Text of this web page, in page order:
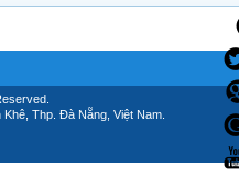
Thp. Đà Nẵng, Việt Nam.